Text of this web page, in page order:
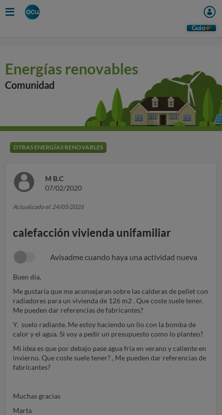
Guio
Energías renovables
Comunidad
OTRAS ENERGÍAS RENOVABLES
M B.C
07/02/2020
Actualizado el: 24/05/2026
calefacción vivienda unifamiliar
Avisadme cuando haya una actividad nueva
Buen día,
Me gustaría que me aconsejaran sobre las calderas de pellet con
radiadores para un vivienda de 126 m2 . Que coste suele tener.
Me pueden dar referencias de fabricantes?
Y. suelo radiante. Me estoy haciendo un lio con la bomba de
calor y el agua. Si voy a pedir un presupuesto como lo planteo?
Mi idea es que por debajo pase agua fria en verano y caliente en
invierno. Que coste suele tener? , Me pueden dar referencias de
fabricantes?
Muchas gracias
Marta